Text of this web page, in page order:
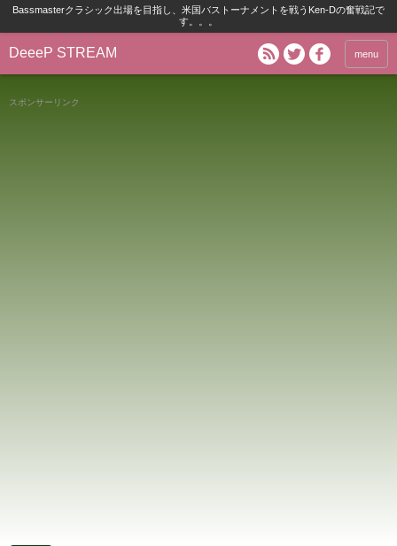
Bassmasterクラシック出場を目指し、米国バストーナメントを戦うKen-Dの奮戦記で
す。。。
DeeeP STREAM menu
スポンサーリンク